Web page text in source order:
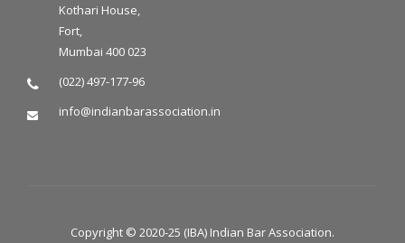
Kothari House,
Fort,
Mumbai 400 023
(022) 497-177-96
info@indianbarassociation.in
Copyright © 2020-25 (IBA) Indian Bar Association.